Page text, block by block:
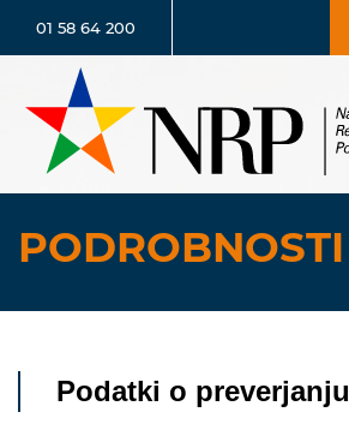
01 58 64 200
PODROBNOSTI
Podatki o preverjanju